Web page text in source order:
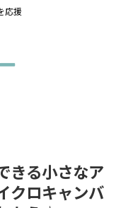
応援
きる小さなア
クロキャンバ